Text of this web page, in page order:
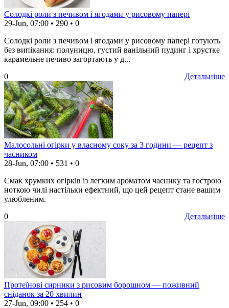
Солодкі роли з печивом і ягодами у рисовому папері
29-Jun, 07:00 • 290 • 0
Солодкі роли з печивом і ягодами у рисовому папері готують
без випікання: полуницю, густий ванільний пудинг і хрустке
карамельне печиво загортають у д...
Детальніше
0
Малосольні огірки у власному соку за 3 години — рецепт з
часником
28-Jun, 07:00 • 531 • 0
Смак хрумких огірків із легким ароматом часнику та гострою
ноткою чилі настільки ефектний, що цей рецепт стане вашим
улюбленим.
Детальніше
0
Протеїнові сирники з рисовим борошном — поживний
сніданок за 20 хвилин
27-Jun, 09:00 • 254 • 0